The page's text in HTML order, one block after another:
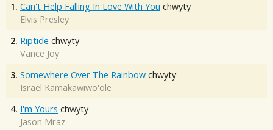
1. Can't Help Falling In Love With You chwyty
Elvis Presley
2. Riptide chwyty
Vance Joy
3. Somewhere Over The Rainbow chwyty
Israel Kamakawiwo'ole
4. I'm Yours chwyty
Jason Mraz